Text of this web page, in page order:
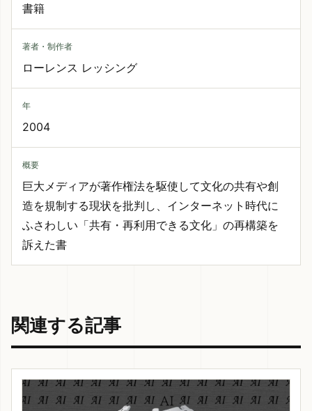
書籍
著者・制作者
ローレンス レッシング
年
2004
概要
巨大メディアが著作権法を駆使して文化の共有や創
造を規制する現状を批判し、インターネット時代に
ふさわしい「共有・再利用できる文化」の再構築を
訴えた書
関連する記事